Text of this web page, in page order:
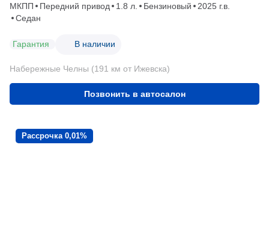
МКПП Передний привод 1.8 л. Бензиновый
2025 г.в.
Седан
Гарантия В наличии
Набережные Челны (191 км от Ижевска)
Позвонить в автосалон
Рассрочка 0,01%